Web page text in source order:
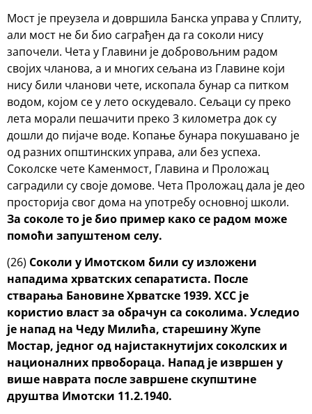
Мост је преузела и довршила Банска управа у Сплиту,
али мост не би био саграђен да га соколи нису
започели. Чета у Главини је добровољним радом
својих чланова, а и многих сељана из Главине који
нису били чланови чете, ископала бунар са питком
водом, којом се у лето оскудевало. Сељаци су преко
лета морали пешачити преко 3 километра док су
дошли до пијаче воде. Копање бунара покушавано је
од разних општинских управа, али без успеха.
Соколске чете Каменмост, Главина и Проложац
саградили су своје домове. Чета Проложац дала је део
просторија свог дома на употребу основној школи.
За соколе то је био пример како се радом може
помоћи запуштеном селу.
(26) Соколи у Имотском били су изложени
нападима хрватских сепаратиста. После
стварања Бановине Хрватске 1939. ХСС је
користио власт за обрачун са соколима. Уследио
је напад на Чеду Милића, старешину Жупе
Мостар, једног од најистакнутијих соколских и
националних првобораца. Напад је извршен у
више наврата после завршене скупштине
друштва Имотски 11.2.1940.